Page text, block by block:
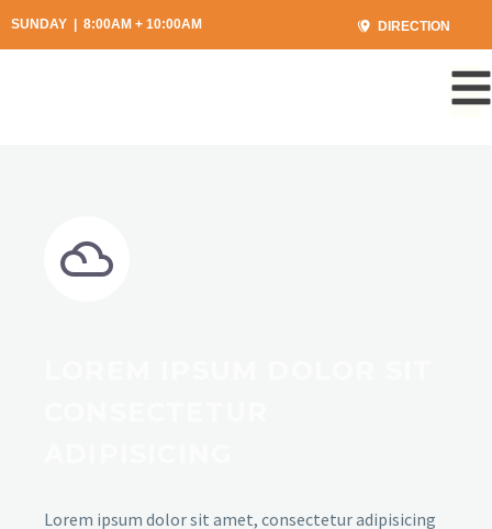
SUNDAY | 8:00AM + 10:00AM DIRECTION
Lorem ipsum dolor sit amet, consectetur adipisicing